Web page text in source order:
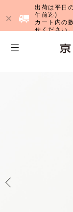
出荷は平日
午前迄)
カート内の
せください